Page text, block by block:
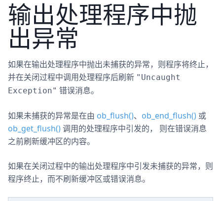
输出处理程序中抛
出异常
如果在输出处理程序中抛出未捕获的异常，则程序将终止，
并在关闭过程中调用处理程序后刷新 "Uncaught
Exception" 错误消息。
如果未捕获的异常是在由 ob_flush()、 ob_end_flush() 或
ob_get_flush()调用的处理程序中引发的， 则在错误消息
之前刷新缓冲区的内容。
如果在关闭过程中的输出处理程序中引发未捕获的异常，则
程序终止，而不刷新缓冲区或错误消息。